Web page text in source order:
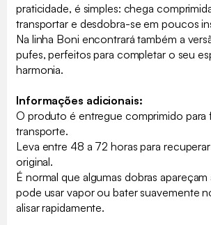
praticidade, é simples: chega
transportar e desdobra-se em poucos
Na linha Boni encontrará também a
pufes, perfeitos para completar o seu
harmonia.
Informações adicionais:
O produto é entregue comprimido para
transporte.
Leva entre 48 a 72 horas para
original.
É normal que algumas dobras
pode usar vapor ou bater suavemente
alisar rapidamente.